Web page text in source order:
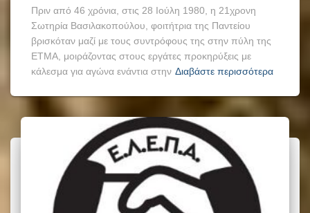
Πριν από 46 χρόνια, στις 28 Ιούλη 1980, η 21χρονη
Σωτηρία Βασιλακοπούλου, φοιτήτρια της Παντείου
βρισκόταν μαζί με τους συντρόφους της στην πύλη της
ΕΤΜΑ, μοιράζοντας στους εργάτες προκηρύξεις με
κάλεσμα για αγώνα ενάντια στην Διαβάστε περισσότερα